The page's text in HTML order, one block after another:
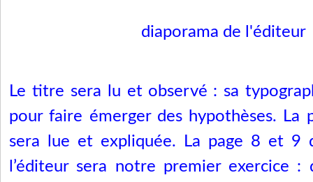
diaporama de l'éditeur
Le titre sera lu et observé : sa
pour faire émerger des hypothèses. La
sera lue et expliquée.
La page 8 et 9
l’éditeur sera notre premier exercice :